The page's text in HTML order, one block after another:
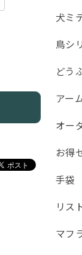
犬ミ
鳥シ
どう
アー
オー
お得
手袋
リス
マフ